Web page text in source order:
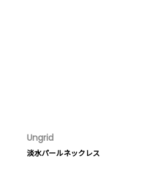
Ungrid
淡水パールネックレス